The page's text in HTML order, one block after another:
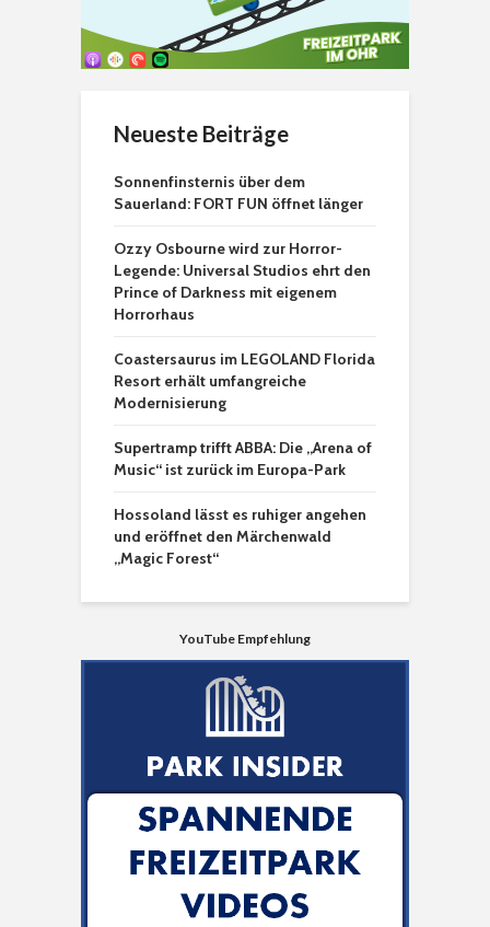
Neueste Beiträge
Sonnenfinsternis über dem
Sauerland: FORT FUN öffnet länger
Ozzy Osbourne wird zur Horror-
Legende: Universal Studios ehrt den
Prince of Darkness mit eigenem
Horrorhaus
Coastersaurus im LEGOLAND Florida
Resort erhält umfangreiche
Modernisierung
Supertramp trifft ABBA: Die „Arena of
Music“ ist zurück im Europa-Park
Hossoland lässt es ruhiger angehen
und eröffnet den Märchenwald
„Magic Forest“
YouTube Empfehlung